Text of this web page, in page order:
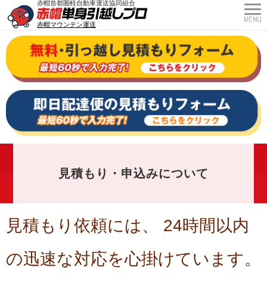
赤帽マウンテン運送
赤帽首都圏軽自動車運送協同組合
見積もり・申込みについて
見積もり依頼には、 24時間以内
の迅速な対応を心掛けています。